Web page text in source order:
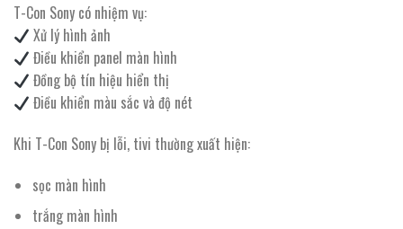
T-Con Sony có nhiệm vụ:
Xử lý hình ảnh
Điều khiển panel màn hình
Đồng bộ tín hiệu hiển thị
Điều khiển màu sắc và độ nét
Khi T-Con Sony bị lỗi, tivi thường xuất hiện:
sọc màn hình
trắng màn hình